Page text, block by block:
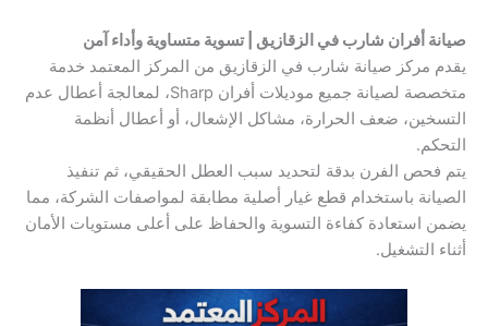
صيانة أفران شارب في الزقازيق | تسوية متساوية وأداء آمن
يقدم مركز صيانة شارب في الزقازيق من المركز المعتمد خدمة
متخصصة لصيانة جميع موديلات أفران Sharp، لمعالجة أعطال عدم
التسخين، ضعف الحرارة، مشاكل الإشعال، أو أعطال أنظمة
التحكم.
يتم فحص الفرن بدقة لتحديد سبب العطل الحقيقي، ثم تنفيذ
الصيانة باستخدام قطع غيار أصلية مطابقة لمواصفات الشركة، مما
يضمن استعادة كفاءة التسوية والحفاظ على أعلى مستويات الأمان
أثناء التشغيل.